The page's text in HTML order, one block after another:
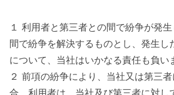
１ 利用者と第三者との間で紛争が発
間で紛争を解決するものとし、発生し
について、当社はいかなる責任も負い
２ 前項の紛争により、当社又は第三
合、利用者は、当社及び第三者に対し